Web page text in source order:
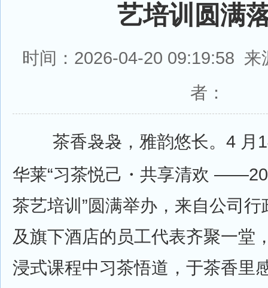
艺培训圆满
时间：2026-04-20 09:19:58
者：
茶香袅袅，雅韵悠长。4 月
华莱“习茶悦己・共享清欢
茶艺培训”圆满举办，来自公司
及旗下酒店的员工代表齐聚一堂
浸式课程中习茶悟道，于茶香里